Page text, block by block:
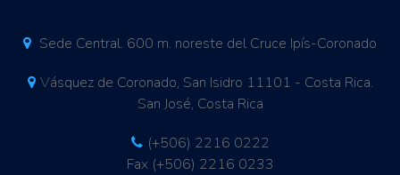
Sede Central. 600 m. noreste del Cruce Ipís-Coronado
Vásquez de Coronado, San Isidro 11101 - Costa Rica.
San José, Costa Rica
(+506) 2216 0222
Fax (+506) 2216 0233